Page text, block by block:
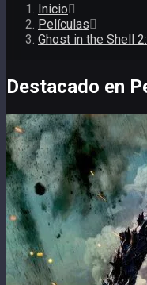
Inicio
Películas
Ghost in the Shell
Destacado en